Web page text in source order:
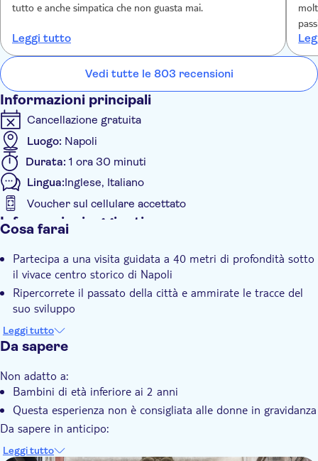
tutto e anche simpatica che non guasta mai.
Leggi tutto
Vedi tutte le 803 recensioni
Informazioni principali
Cancellazione gratuita
Luogo: Napoli
Durata: 1 ora 30 minuti
Lingua:Inglese, Italiano
Voucher sul cellulare accettato
Informazioni aggiuntive
Salta la coda
Animali ammessi
Cosa farai
Partecipa a una visita guidata a 40 metri di profondità sotto
il vivace centro storico di Napoli
Ripercorrete il passato della città e ammirate le tracce del
suo sviluppo
Ammirate siti unici come le rovine di un antico teatro
romano e i rifugi antiaerei della Prima guerra mondiale
Leggi tutto
Da sapere
Non adatto a:
Bambini di età inferiore ai 2 anni
Questa esperienza non è consigliata alle donne in gravidanza
Da sapere in anticipo:
Non è possibile accedere al sito in modo autonomo
Leggi tutto